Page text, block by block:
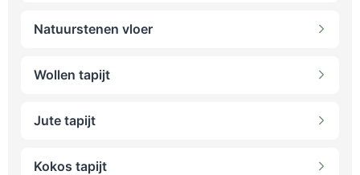
Natuurstenen vloer
Wollen tapijt
Jute tapijt
Kokos tapijt